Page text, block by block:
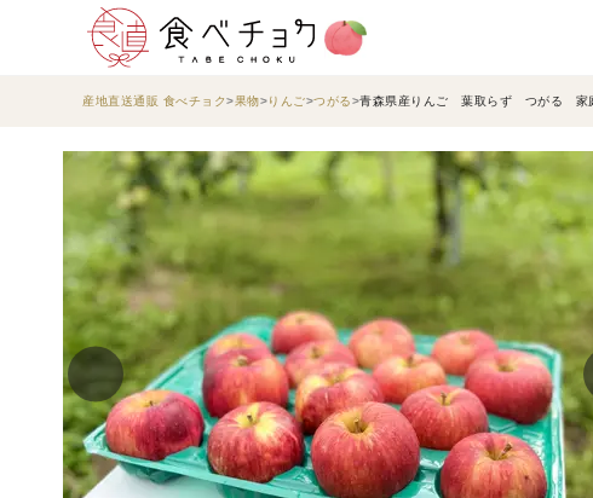
産地直送通販 食べチョク 果物 りんご つがる 青森県産りんご 葉取らず つがる 家